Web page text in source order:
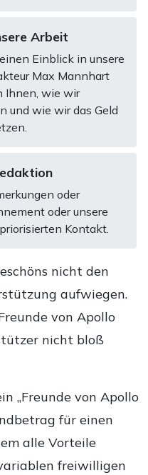
Arbeit
Einblick in unsere
Max Mannhart
Ihnen, wie wir
und wie wir das Geld
oder
oder unsere
Kontakt.
nicht den
aufwiegen.
von Apollo
nicht bloß
„Freunde von Apollo
für einen
alle Vorteile
freiwilligen